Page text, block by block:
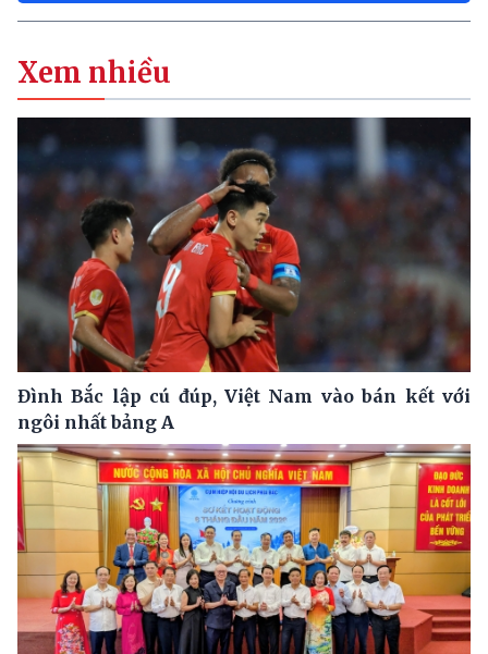
Xem nhiều
Đình Bắc lập cú đúp, Việt Nam vào bán kết với
ngôi nhất bảng A